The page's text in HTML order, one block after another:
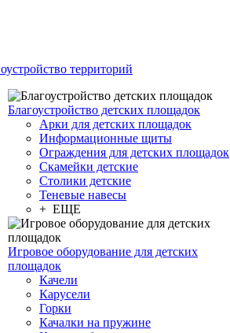
территорий
Благоустройство детских площадок
Арки для детских площадок
Информационные щиты
Ограждения для детских площадок
Скамейки детские
Столики детские
Теневые навесы
+ ЕЩЕ
Игровое оборудование для детских
площадок
Качели
Карусели
Горки
Качалки на пружине